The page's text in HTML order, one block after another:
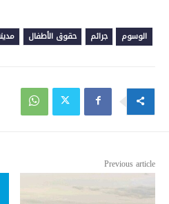
الوسوم جرائم حقوق الأطفال
Previous article